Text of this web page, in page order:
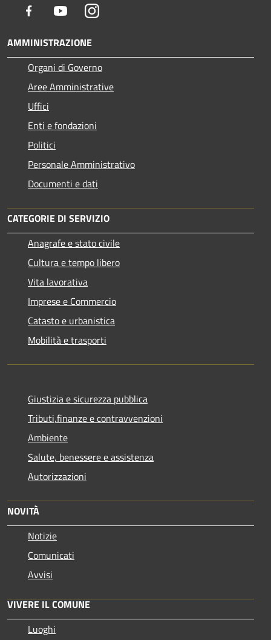
Facebook YoutubeInstagram
AMMINISTRAZIONE
Organi di Governo
Aree Amministrative
Uffici
Enti e fondazioni
Politici
Personale Amministrativo
Documenti e dati
CATEGORIE DI SERVIZIO
Anagrafe e stato civile
Cultura e tempo libero
Vita lavorativa
Imprese e Commercio
Catasto e urbanistica
Mobilità e trasporti
Giustizia e sicurezza pubblica
Tributi,finanze e contravvenzioni
Ambiente
Salute, benessere e assistenza
Autorizzazioni
NOVITÀ
Notizie
Comunicati
Avvisi
VIVERE IL COMUNE
Luoghi